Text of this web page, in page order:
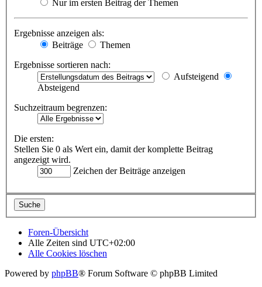
Nur im ersten Beitrag der Themen
Ergebnisse anzeigen als:
Beiträge
Themen
Ergebnisse sortieren nach:
Aufsteigend
Absteigend
Suchzeitraum begrenzen:
Die ersten:
Stellen Sie 0 als Wert ein, damit der komplette Beitrag
angezeigt wird.
Zeichen der Beiträge anzeigen
Foren-Übersicht
Alle Zeiten sind UTC+02:00
Alle Cookies löschen
Powered by phpBB® Forum Software © phpBB Limited